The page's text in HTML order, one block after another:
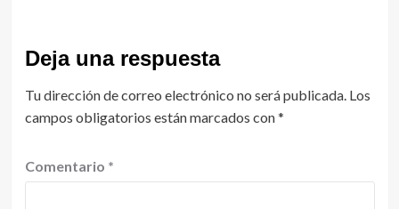
Deja una respuesta
Tu dirección de correo electrónico no será publicada. Los
campos obligatorios están marcados con*
Comentario *